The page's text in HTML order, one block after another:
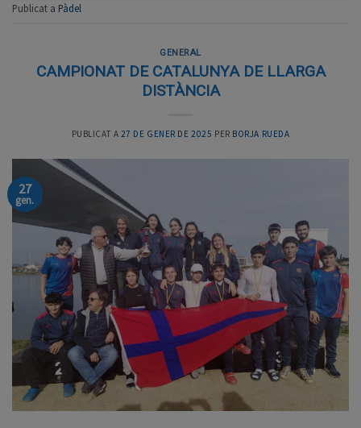
Publicat a Pàdel
GENERAL
CAMPIONAT DE CATALUNYA DE LLARGA
DISTÀNCIA
PUBLICAT A 27 DE GENER DE 2025 PER BORJA RUEDA
27
gen.